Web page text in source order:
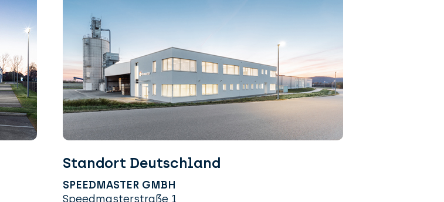
Standort Deutschland
SPEEDMASTER GMBH
Speedmasterstraße 1